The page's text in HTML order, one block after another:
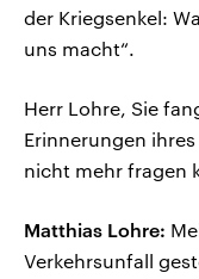
der Kriegsenkel:
uns macht“.
Herr Lohre, Sie
Erinnerungen
nicht mehr fragen
Matthias Lohre:
Verkehrsunfall